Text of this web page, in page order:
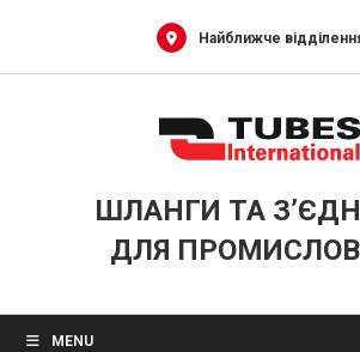
Найближче
ШЛАНГИ ТА
ДЛЯ
MENU